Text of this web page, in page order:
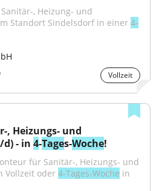
, Heizung- und
Standort Sindelsdorf in einer 4-
Vollzeit
, Heizungs- und
- in 4-Tages-Woche!
für Sanitär-, Heizungs- und
Vollzeit oder 4-Tages-Woche in